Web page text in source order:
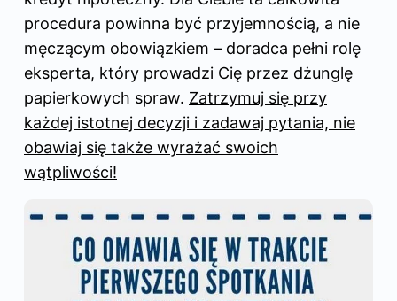
procedura powinna być przyjemnością, a nie
męczącym obowiązkiem – doradca pełni rolę
eksperta, który prowadzi Cię przez dżunglę
papierkowych spraw. Zatrzymuj się przy
każdej istotnej decyzji i zadawaj pytania, nie
obawiaj się także wyrażać swoich
wątpliwości!